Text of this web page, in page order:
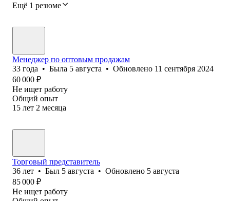
Ещё 1 резюме
Менеджер по оптовым продажам
33 года • Была 5 августа • Обновлено 11 сентября 2024
60 000 ₽
Не ищет работу
Общий опыт
15 лет 2 месяца
Торговый представитель
36 лет • Был 5 августа • Обновлено 5 августа
85 000 ₽
Не ищет работу